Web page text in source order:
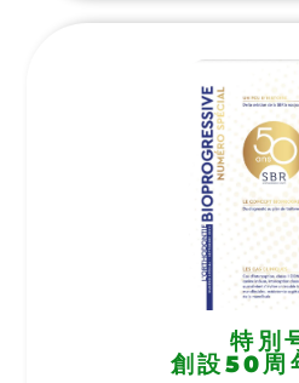
特別
創設50周